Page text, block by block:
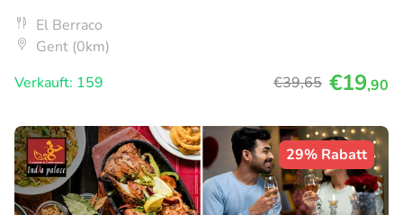
El Berraco
Gent (0km)
Verkauft: 159
€39,65 €19,90
29% Rabatt